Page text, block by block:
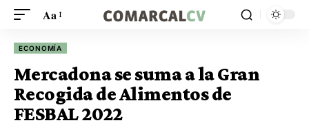
Aa
ECONOMÍA
Mercadona se suma a la Gran
Recogida de Alimentos de
FESBAL 2022